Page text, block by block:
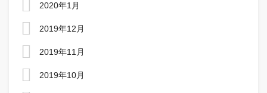
2020年1月
2019年12月
2019年11月
2019年10月